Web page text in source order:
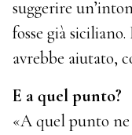
suggerire
fosse già
avrebbe aiutato,
E a quel punto?
«A quel punto